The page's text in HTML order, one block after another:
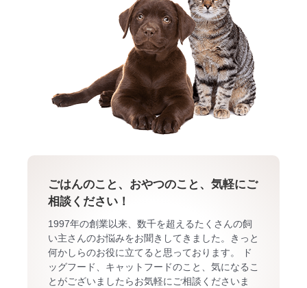
ごはんのこと、おやつのこと、気軽にご
相談ください！
1997年の創業以来、数千を超えるたくさんの飼
い主さんのお悩みをお聞きしてきました。きっと
何かしらのお役に立てると思っております。 ド
ッグフード、キャットフードのこと、気になるこ
とがございましたらお気軽にご相談くださいま